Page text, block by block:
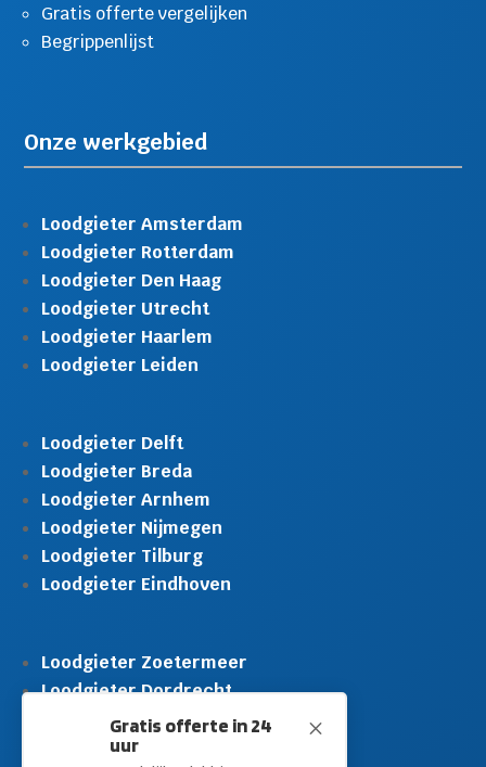
M
Gratis offerte in 24
uur
Gratis offerte vergelijken
Begrippenlijst
Onze werkgebied
Loodgieter Amsterdam
Loodgieter Rotterdam
Loodgieter Den Haag
Loodgieter Utrecht
Loodgieter Haarlem
Loodgieter Leiden
Loodgieter Delft
Loodgieter Breda
Loodgieter Arnhem
Loodgieter Nijmegen
Loodgieter Tilburg
Loodgieter Eindhoven
Loodgieter Zoetermeer
Loodgieter Dordrecht
Loodgieter Rijswijk
Loodgieter Schiedam